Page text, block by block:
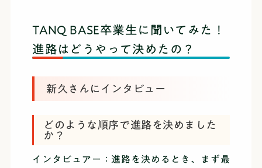
TANQ BASE卒業生に聞いてみた！
進路はどうやって決めたの？
新久さんにインタビュー
どのような順序で進路を決めました
か？
インタビュアー：進路を決めるとき、まず最